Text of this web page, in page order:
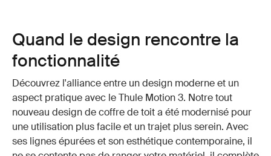
Quand le design rencontre la
fonctionnalité
Découvrez l'alliance entre un design moderne et un
aspect pratique avec le Thule Motion 3. Notre tout
nouveau design de coffre de toit a été modernisé pour
une utilisation plus facile et un trajet plus serein. Avec
ses lignes épurées et son esthétique contemporaine, il